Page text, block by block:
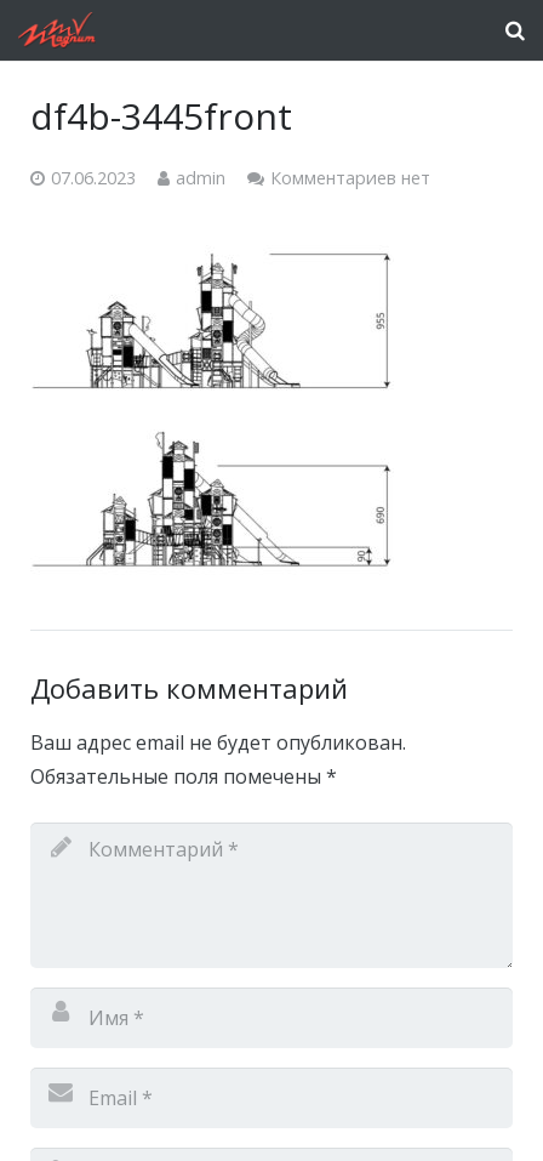
df4b-3445front
07.06.2023 admin Комментариев нет
Добавить комментарий
Ваш адрес email не будет опубликован.
Обязательные поля помечены *